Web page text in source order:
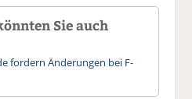
Sie auch
fordern Änderungen bei F-